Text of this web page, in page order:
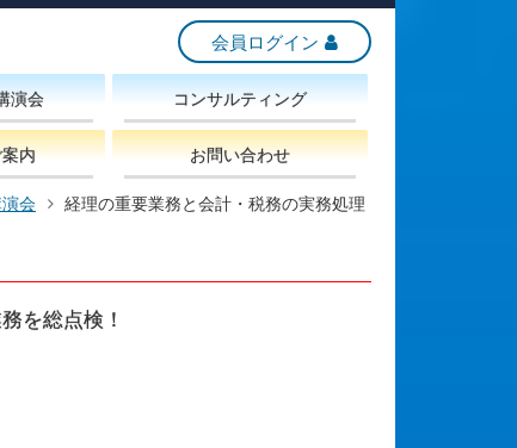
会員ログイン
演会 コンサルティング
内 お問い合わせ
会 経理の重要業務と会計・税務の実務処理
を総点検！